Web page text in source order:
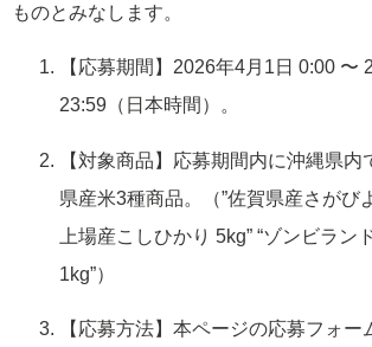
ものとみなします。
【応募期間】2026年4月1日 0:00 〜
23:59（日本時間）。
【対象商品】応募期間内に沖縄県内
県産米3種商品。（”佐賀県産さがび
上場産こしひかり 5kg” “ゾンビラン
1kg”）
【応募方法】本ページの応募フォー